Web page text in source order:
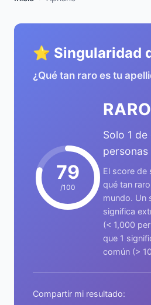
⭐ Singularidad
¿Qué tan raro es tu
79
/100
RARO
Solo 1
personas
El score de
qué tan
mundo. Un
significa
(< 1,000
que 1
común (>
Compartir mi resultado: